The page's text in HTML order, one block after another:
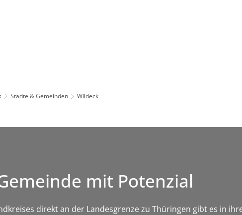
Städte & Gemeinden Wildeck
mit Potenzial
direkt an der Landesgrenze zu Thüringen gibt es in